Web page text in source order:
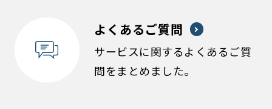
よくあるご質問
サービスに関するよくあるご質
問をまとめました。